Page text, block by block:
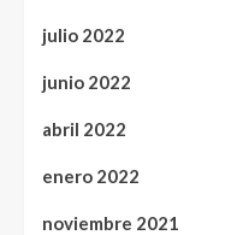
julio 2022
junio 2022
abril 2022
enero 2022
noviembre 2021